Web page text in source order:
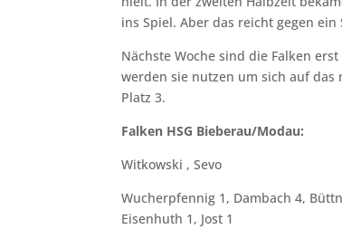
ins Spiel. Aber das reicht gegen
Nächste Woche sind die Falken
werden sie nutzen um sich auf das
Platz 3.
Falken HSG Bieberau/Modau:
Witkowski , Sevo
Wucherpfennig 1, Dambach 4,
Eisenhuth 1, Jost 1